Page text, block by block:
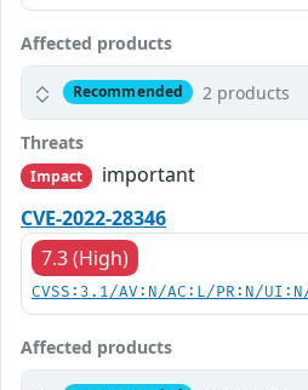
Affected products
Recommended 2 products
Threats
Impact
important
CVE-2022-28346
7.3 (High)
CVSS:3.1/AV:N/AC:L/PR:N/
Affected products